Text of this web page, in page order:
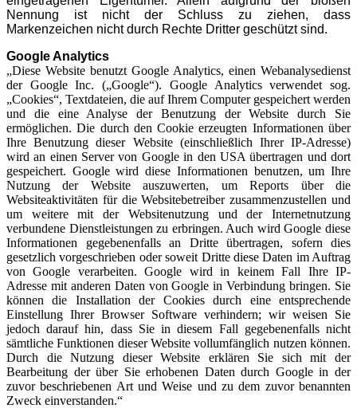
Nennung ist nicht der Schluss zu ziehen, dass
Markenzeichen nicht durch Rechte Dritter geschützt sind.
Google Analytics
„Diese Website benutzt Google Analytics, einen Webanalysedienst
der Google Inc. („Google“). Google Analytics verwendet sog.
„Cookies“, Textdateien, die auf Ihrem Computer gespeichert werden
und die eine Analyse der Benutzung der Website durch Sie
ermöglichen. Die durch den Cookie erzeugten Informationen über
Ihre Benutzung dieser Website (einschließlich Ihrer IP-Adresse)
wird an einen Server von Google in den USA übertragen und dort
gespeichert. Google wird diese Informationen benutzen, um Ihre
Nutzung der Website auszuwerten, um Reports über die
Websiteaktivitäten für die Websitebetreiber zusammenzustellen und
um weitere mit der Websitenutzung und der Internetnutzung
verbundene Dienstleistungen zu erbringen. Auch wird Google diese
Informationen gegebenenfalls an Dritte übertragen, sofern dies
gesetzlich vorgeschrieben oder soweit Dritte diese Daten im Auftrag
von Google verarbeiten. Google wird in keinem Fall Ihre IP-
Adresse mit anderen Daten von Google in Verbindung bringen. Sie
können die Installation der Cookies durch eine entsprechende
Einstellung Ihrer Browser Software verhindern; wir weisen Sie
jedoch darauf hin, dass Sie in diesem Fall gegebenenfalls nicht
sämtliche Funktionen dieser Website vollumfänglich nutzen können.
Durch die Nutzung dieser Website erklären Sie sich mit der
Bearbeitung der über Sie erhobenen Daten durch Google in der
zuvor beschriebenen Art und Weise und zu dem zuvor benannten
Zweck einverstanden.“